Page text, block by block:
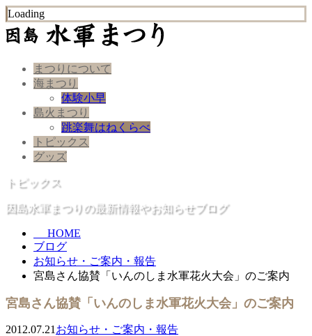
Loading
まつりについて
海まつり
体験小早
島火まつり
跳楽舞はねくらべ
トピックス
グッズ
トピックス
因島水軍まつりの最新情報やお知らせブログ
HOME
ブログ
お知らせ・ご案内・報告
宮島さん協賛「いんのしま水軍花火大会」のご案内
宮島さん協賛「いんのしま水軍花火大会」のご案内
2012.07.21 お知らせ・ご案内・報告